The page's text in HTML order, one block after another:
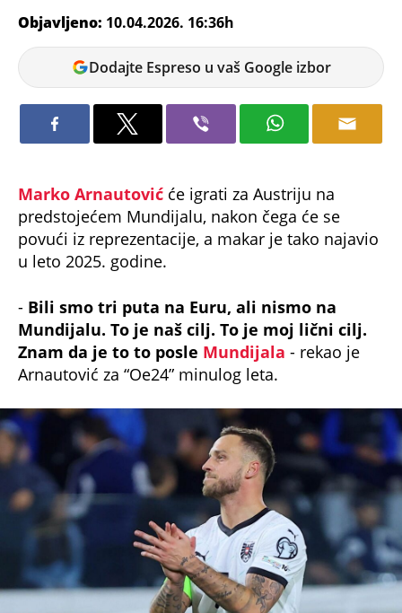
Objavljeno: 10.04.2026. 16:36h
Veljko
Petrovic
Dodajte Espreso u vaš Google izbor
predstojećem Mundijalu, nakon čega će se
povući iz reprezentacije, a makar je tako najavio
u leto 2025. godine.
Mundijalu. To je naš cilj. To je moj lični cilj.
Znam da je to to posleMundijala- rekao je
Arnautović za “Oe24” minulog leta.